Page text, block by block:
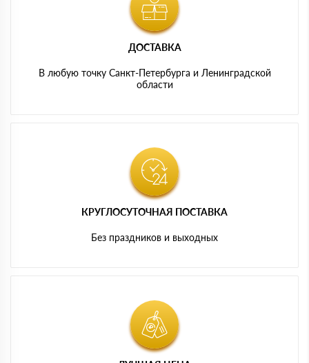
ДОСТАВКА
В любую точку Санкт-Петербурга и Ленинградской
области
КРУГЛОСУТОЧНАЯ ПОСТАВКА
Без праздников и выходных